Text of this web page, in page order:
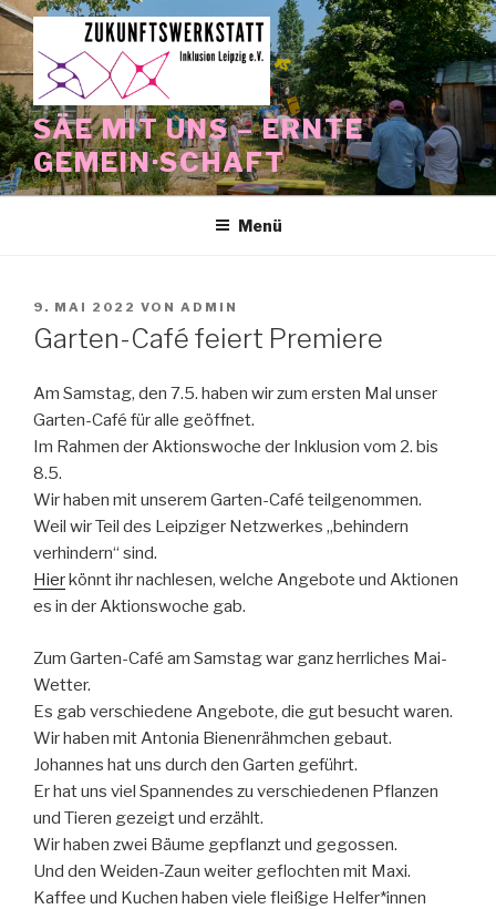
Zum
Inhalt
springen
SÄE MIT UNS – ERNTE
GEMEIN·SCHAFT
Menü
VERÖFFENTLICHT
AM
9. MAI 2022 VON ADMIN
Garten-Café feiert Premiere
Am Samstag, den 7.5. haben wir zum ersten Mal unser
Garten-Café für alle geöffnet.
Im Rahmen der Aktionswoche der Inklusion vom 2. bis
8.5.
Wir haben mit unserem Garten-Café teilgenommen.
Weil wir Teil des Leipziger Netzwerkes „behindern
verhindern“ sind.
Hierkönnt ihr nachlesen, welche Angebote und Aktionen
es in der Aktionswoche gab.
Zum Garten-Café am Samstag war ganz herrliches Mai-
Wetter.
Es gab verschiedene Angebote, die gut besucht waren.
Wir haben mit Antonia Bienenrähmchen gebaut.
Johannes hat uns durch den Garten geführt.
Er hat uns viel Spannendes zu verschiedenen Pflanzen
und Tieren gezeigt und erzählt.
Wir haben zwei Bäume gepflanzt und gegossen.
Und den Weiden-Zaun weiter geflochten mit Maxi.
Kaffee und Kuchen haben viele fleißige Helfer*innen